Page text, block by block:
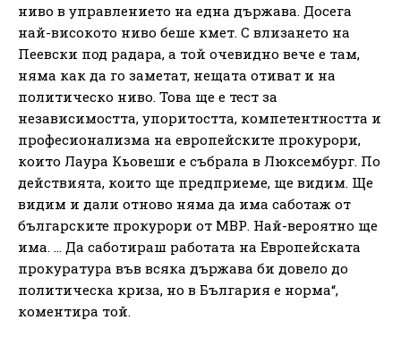
ниво в управлението на една държава. Досега
най-високото ниво беше кмет. С влизането на
Пеевски под радара, а той очевидно вече е там,
няма как да го заметат, нещата отиват и на
политическо ниво. Това ще е тест за
независимостта, упоритостта, компетентността и
професионализма на европейските прокурори,
които Лаура Кьовеши е събрала в Люксембург. По
действията, които ще предприеме, ще видим. Ще
видим и дали отново няма да има саботаж от
българските прокурори от МВР. Най-вероятно ще
има. … Да саботираш работата на Европейската
прокуратура във всяка държава би довело до
политическа криза, но в България е норма“,
коментира той.